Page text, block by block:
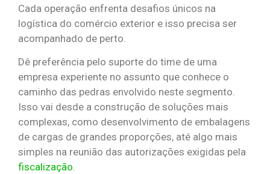
Cada operação enfrenta desafios únicos na
logística do comércio exterior e isso precisa ser
acompanhado de perto.
Dê preferência pelo suporte do time de uma
empresa experiente no assunto que conhece o
caminho das pedras envolvido neste segmento.
Isso vai desde a construção de soluções mais
complexas, como desenvolvimento de embalagens
de cargas de grandes proporções, até algo mais
simples na reunião das autorizações exigidas pela
fiscalização.